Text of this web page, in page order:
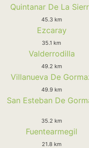
Quintanar De La
45.3 km
Ezcaray
35.1 km
Valderrodilla
49.2 km
Villanueva De
49.9 km
San Esteban De
35.2 km
Fuentearmegil
21.8 km